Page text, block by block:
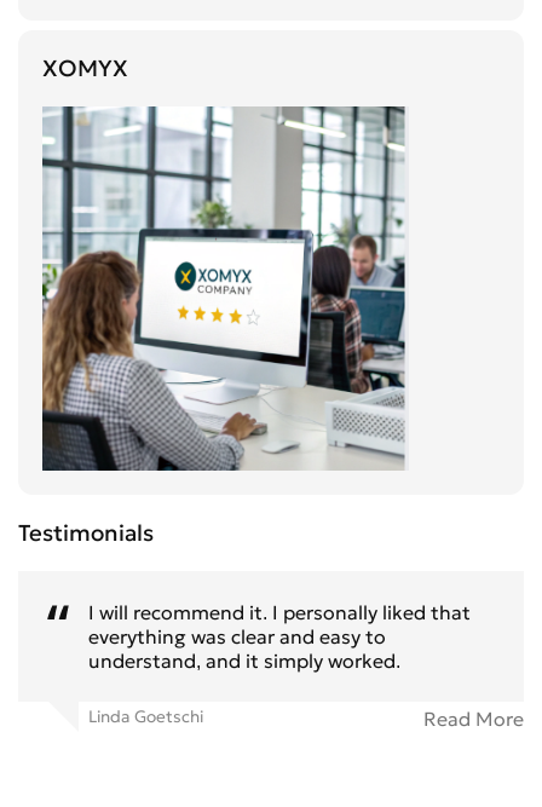
XOMYX
Testimonials
I will recommend it. I personally liked that
everything was clear and easy to
understand, and it simply worked.
Linda Goetschi Read More